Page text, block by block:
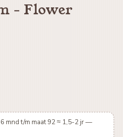
- Flower
mnd t/m maat 92 ≈ 1,5-2 jr —